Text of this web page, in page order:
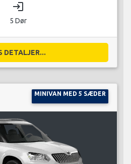
login
5 Dør
DETALJER...
MINIVAN MED 5 SÆDER